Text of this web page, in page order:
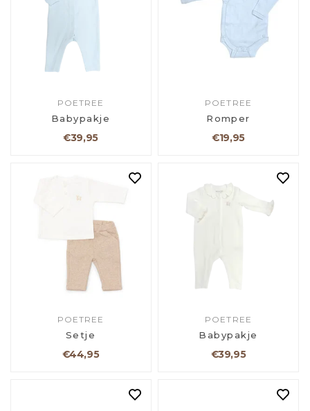
POETREE
Babypakje
€39,95
POETREE
Romper
€19,95
POETREE
Setje
€44,95
POETREE
Babypakje
€39,95